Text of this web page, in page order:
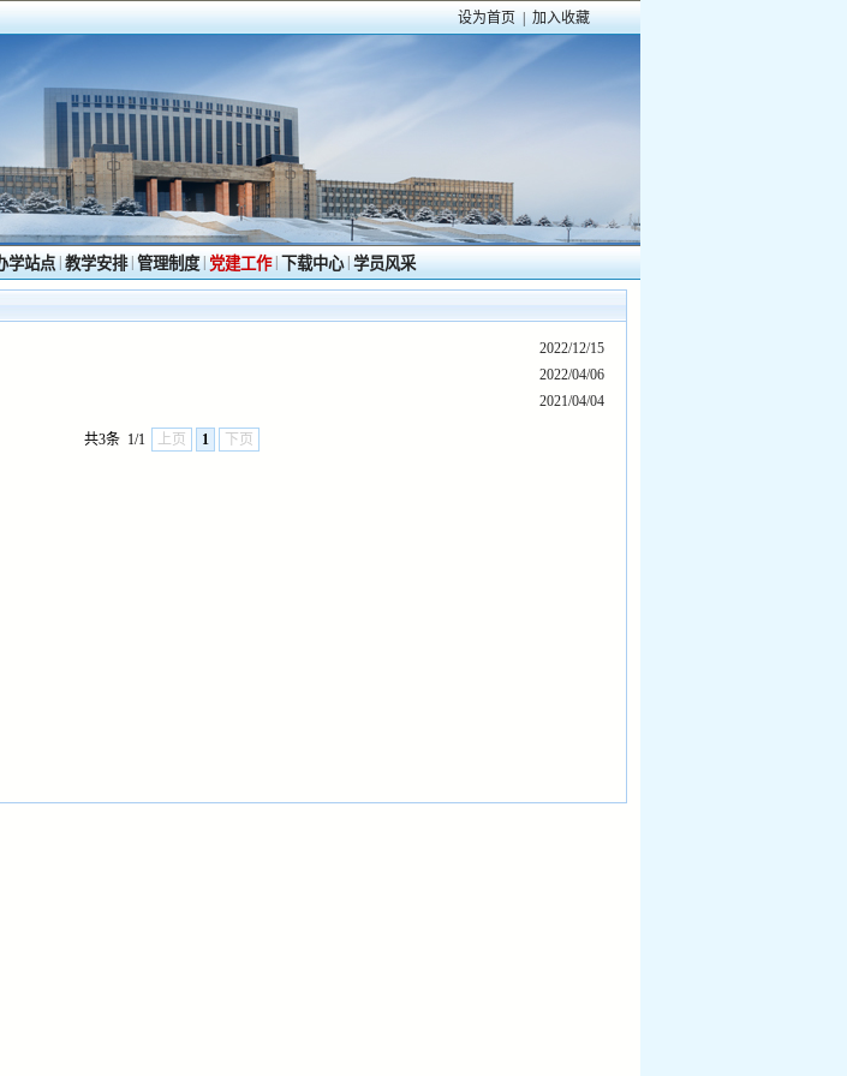
设为首页 加入收藏
学站点教学安排管理制度党建工作下载中心学员风采
2022/12/15
2022/04/06
2021/04/04
共3条 1/1 上页 1 下页